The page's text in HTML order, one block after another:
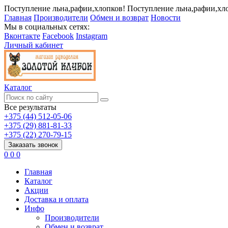
Поступление льна,рафии,хлопков! Поступление
Главная Производители Обмен и возврат Новости
Мы в социальных сетях:
Вконтакте Facebook Instagram
Личный кабинет
Каталог
Все результаты
+375 (44) 512-05-06
+375 (29) 881-81-33
+375 (22) 270-79-15
Заказать звонок
0 0 0
Главная
Каталог
Акции
Доставка и оплата
Инфо
Производители